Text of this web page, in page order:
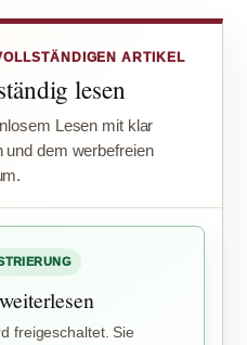
ARTIKEL
lesen
Lesen mit klar
und dem werbefreien
freigeschaltet. Sie